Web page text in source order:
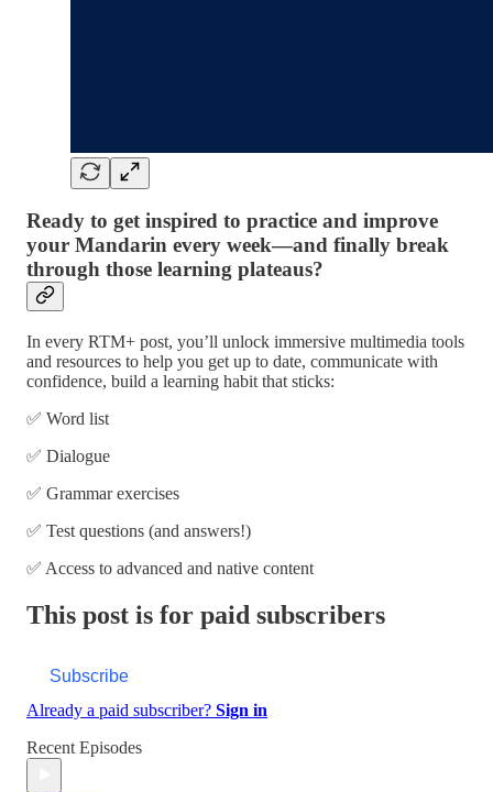
Ready to get inspired to practice and improve
your Mandarin every week—and finally break
through those learning plateaus?
In every RTM+ post, you’ll unlock immersive multimedia tools
and resources to help you get up to date, communicate with
confidence, build a learning habit that sticks:
✅ Word list
✅ Dialogue
✅ Grammar exercises
✅ Test questions (and answers!)
✅ Access to advanced and native content
This post is for paid subscribers
Subscribe
Already a paid subscriber? Sign in
Recent Episodes